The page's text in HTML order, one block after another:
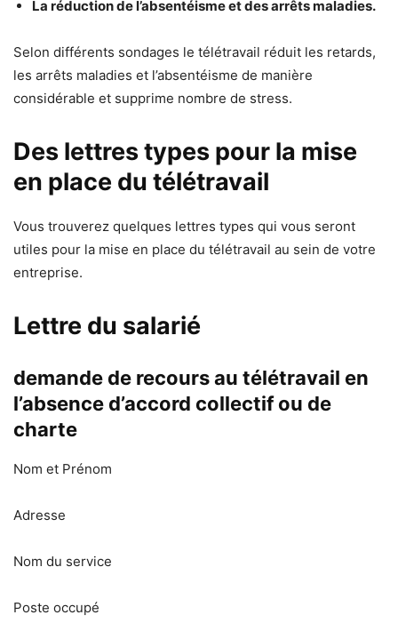
La réduction de l’absentéisme et des arrêts maladies.
Selon différents sondages le télétravail réduit les retards,
les arrêts maladies et l’absentéisme de manière
considérable et supprime nombre de stress.
Des lettres types pour la mise
en place du télétravail
Vous trouverez quelques lettres types qui vous seront
utiles pour la mise en place du télétravail au sein de votre
entreprise.
Lettre du salarié
demande de recours au télétravail en
l’absence d’accord collectif ou de
charte
Nom et Prénom
Adresse
Nom du service
Poste occupé